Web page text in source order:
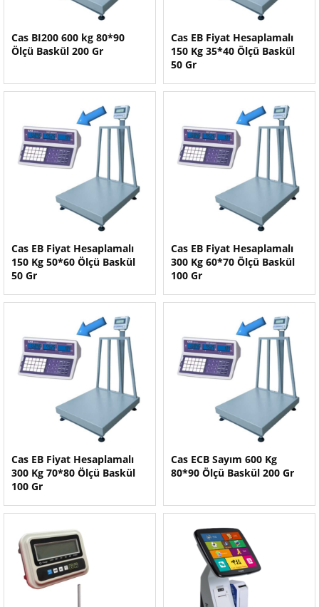
Cas BI200 600 kg 80*90
Ölçü Baskül 200 Gr
Cas EB Fiyat Hesaplamalı
150 Kg 35*40 Ölçü Baskül
50 Gr
Cas EB Fiyat Hesaplamalı
150 Kg 50*60 Ölçü Baskül
50 Gr
Cas EB Fiyat Hesaplamalı
300 Kg 60*70 Ölçü Baskül
100 Gr
Cas EB Fiyat Hesaplamalı
300 Kg 70*80 Ölçü Baskül
100 Gr
Cas ECB Sayım 600 Kg
80*90 Ölçü Baskül 200 Gr